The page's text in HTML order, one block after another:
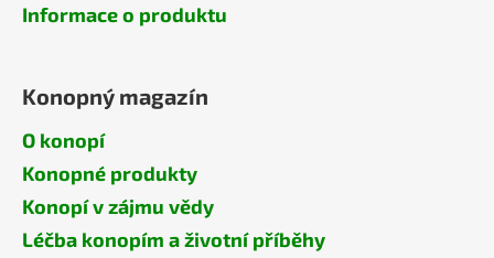
Informace o produktu
Konopný magazín
O konopí
Konopné produkty
Konopí v zájmu vědy
Léčba konopím a životní příběhy